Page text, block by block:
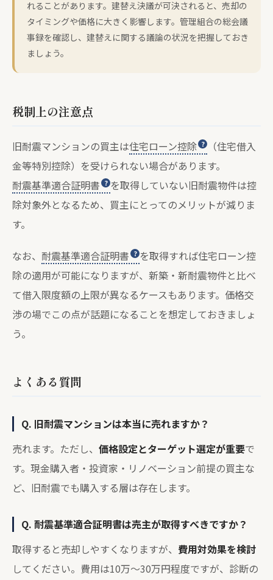
れることがあります。建替え決議が可決されると、売却の
タイミングや価格に大きく影響します。管理組合の総会議
事録を確認し、建替えに関する議論の状況を把握しておき
ましょう。
税制上の注意点
旧耐震マンションの買主は住宅ローン控除
（住宅借入
金等特別控除）を受けられない場合があります。
耐震基準適合証明書
を取得していない旧耐震物件は控
除対象外となるため、買主にとってのメリットが減りま
す。
なお、 耐震基準適合証明書
を取得すれば住宅ローン控
除の適用が可能になりますが、新築・新耐震物件と比べ
て借入限度額の上限が異なるケースもあります。価格交
渉の場でこの点が話題になることを想定しておきましょ
う。
よくある質問
Q. 旧耐震マンションは本当に売れますか？
売れます。ただし、 価格設定とターゲット選定が重要で
す。現金購入者・投資家・リノベーション前提の買主な
ど、旧耐震でも購入する層は存在します。
Q. 耐震基準適合証明書は売主が取得すべきですか？
取得すると売却しやすくなりますが、 費用対効果を検討
してください。費用は10万〜30万円程度ですが、診断の